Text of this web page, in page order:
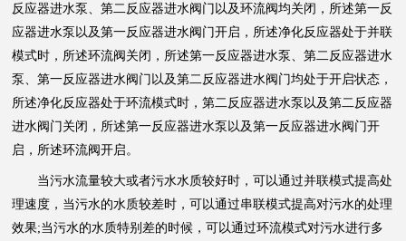
反应器进水泵、第二反应器进水阀门以及环流阀均关闭，所述第一反
应器进水泵以及第一反应器进水阀门开启，所述净化反应器处于并联
模式时，所述环流阀关闭，所述第一反应器进水泵、第二反应器进水
泵、第一反应器进水阀门以及第二反应器进水阀门均处于开启状态，
所述净化反应器处于环流模式时，第二反应器进水泵以及第二反应器
进水阀门关闭，所述第一反应器进水泵以及第一反应器进水阀门开
启，所述环流阀开启。
当污水流量较大或者污水水质较好时，可以通过并联模式提高处
理速度，当污水的水质较差时，可以通过串联模式提高对污水的处理
效果;当污水的水质特别差的时候，可以通过环流模式对污水进行多